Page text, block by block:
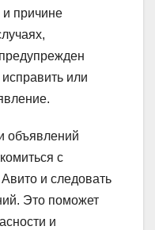
причине
или
объявлений
с
и следовать
Это поможет
и